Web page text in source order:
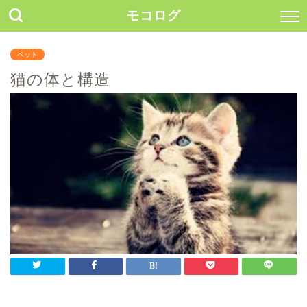
モコログ
ペット
猫の体と構造